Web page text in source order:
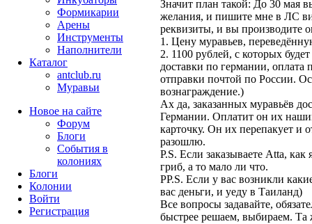
Значит план такой: До 30 мая
желания, и пишите мне в ЛС
реквизиты, и вы производите
1. Цену муравьев,
2. 1100 рублей, с которых
доставки по германии, оплата
отправки почтой по России.
вознаграждение.)
Ах да, заказанных муравьёв
Германии. Оплатит он их
карточку. Он их перепакует и
разошлю.
P.S. Если заказываете Atta, как
гриб, а то мало ли что.
PP.S. Если у вас возникли
вас деньги, и уеду в Таиланд)
Все вопросы задавайте,
быстрее решаем, выбираем. Та
Формикарии
Арены
Инструменты
Наполнители
Каталог
antclub.ru
Муравьи
Новое на сайте
Форум
Блоги
События в
колониях
Блоги
Колонии
Войти
Peгиcтpaция